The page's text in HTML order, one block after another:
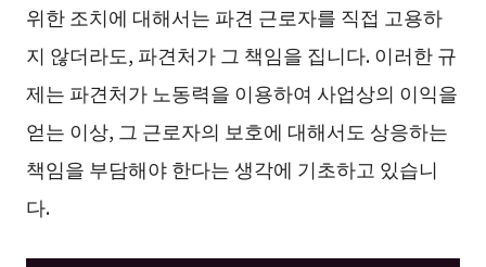
위한 조치에 대해서는 파견 근로자를 직접 고용하
지 않더라도, 파견처가 그 책임을 집니다. 이러한 규
제는 파견처가 노동력을 이용하여 사업상의 이익을
얻는 이상, 그 근로자의 보호에 대해서도 상응하는
책임을 부담해야 한다는 생각에 기초하고 있습니
다.